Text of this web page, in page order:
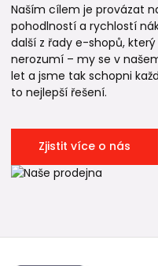
Naším cílem je provázat
pohodlností a rychlostí
další z řady e-shopů,
nerozumí – my se v
let a jsme tak schopni
to nejlepší řešení.
Zjistit více o nás